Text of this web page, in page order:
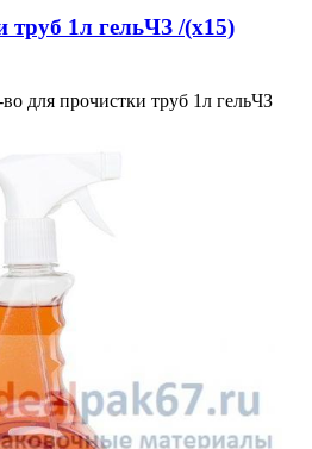
труб 1л гельЧЗ /(х15)
для прочистки труб 1л гельЧЗ